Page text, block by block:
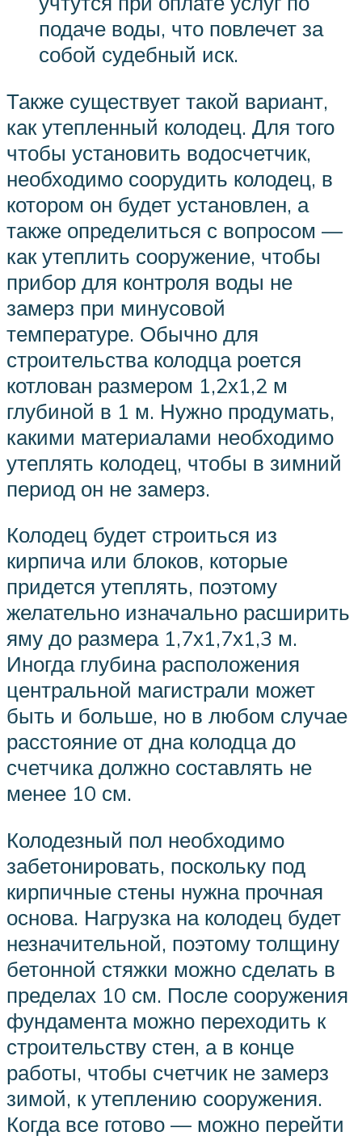
подаче воды, что повлечет за
собой судебный иск.
Также существует такой вариант,
как утепленный колодец. Для того
чтобы установить водосчетчик,
необходимо соорудить колодец, в
котором он будет установлен, а
также определиться с вопросом —
как утеплить сооружение, чтобы
прибор для контроля воды не
замерз при минусовой
температуре. Обычно для
строительства колодца роется
котлован размером 1,2х1,2 м
глубиной в 1 м. Нужно продумать,
какими материалами необходимо
утеплять колодец, чтобы в зимний
период он не замерз.
Колодец будет строиться из
кирпича или блоков, которые
придется утеплять, поэтому
желательно изначально расширить
яму до размера 1,7х1,7х1,3 м.
Иногда глубина расположения
центральной магистрали может
быть и больше, но в любом случае
расстояние от дна колодца до
счетчика должно составлять не
менее 10 см.
Колодезный пол необходимо
забетонировать, поскольку под
кирпичные стены нужна прочная
основа. Нагрузка на колодец будет
незначительной, поэтому толщину
бетонной стяжки можно сделать в
пределах 10 см. После сооружения
фундамента можно переходить к
строительству стен, а в конце
работы, чтобы счетчик не замерз
зимой, к утеплению сооружения.
Когда все готово — можно перейти